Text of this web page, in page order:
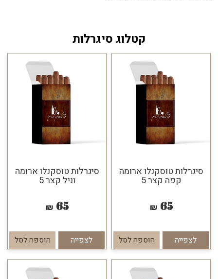
קטלוג סיגרלות
סיגרלות טוסקנלו ארומה
קפה קצר 5
65
₪
לצפייה הוספה לסל
סיגרלות טוסקנלו ארומה
וניל קצר 5
65
₪
לצפייה הוספה לסל